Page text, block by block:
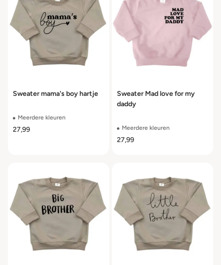
Sweater mama's boy hartje
Meerdere kleuren
27,99
Sweater Mad love for my
daddy
Meerdere kleuren
27,99